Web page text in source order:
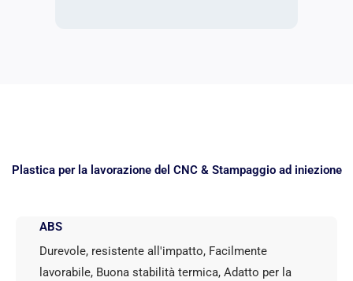
Plastica per la lavorazione del CNC & Stampaggio ad iniezione
ABS
Durevole, resistente all'impatto, Facilmente
lavorabile, Buona stabilità termica, Adatto per la